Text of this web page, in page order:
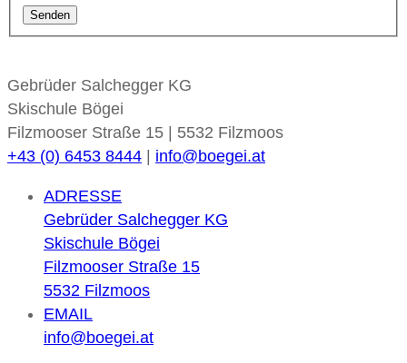
Senden
Gebrüder Salchegger KG
Skischule Bögei
Filzmooser Straße 15 | 5532 Filzmoos
+43 (0) 6453 8444
info@boegei.at
ADRESSE
Gebrüder Salchegger KG
Skischule Bögei
Filzmooser Straße 15
5532 Filzmoos
EMAIL
info@boegei.at